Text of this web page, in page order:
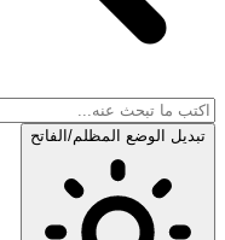
تبديل الوضع المظلم/الفاتح